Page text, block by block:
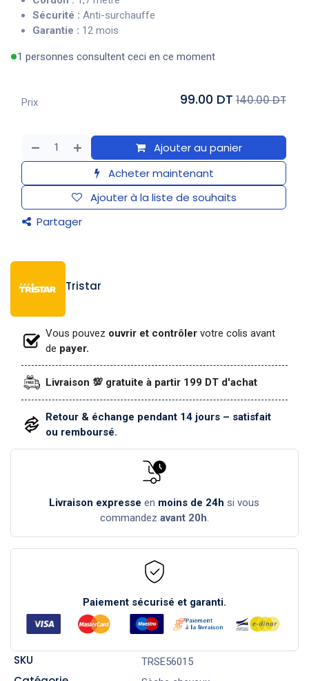
Sécurité : Anti-surchauffe
Garantie : 12 mois
1 personnes consultent ceci en ce moment
Ajouter au panier
Acheter maintenant
Ajouter à la liste de souhaits
Partager
Prix 99.00 DT 140.00 DT
Tristar
Vous pouvez ouvrir et contrôler votre colis avant
de payer.
Livraison 💯 gratuite à partir 199 DT d'achat
Retour & échange pendant 14 jours – satisfait
ou remboursé.
Livraison expresse en moins de 24h si vous
commandez avant 20h.
Paiement sécurisé et garanti.
SKU TRSE56015